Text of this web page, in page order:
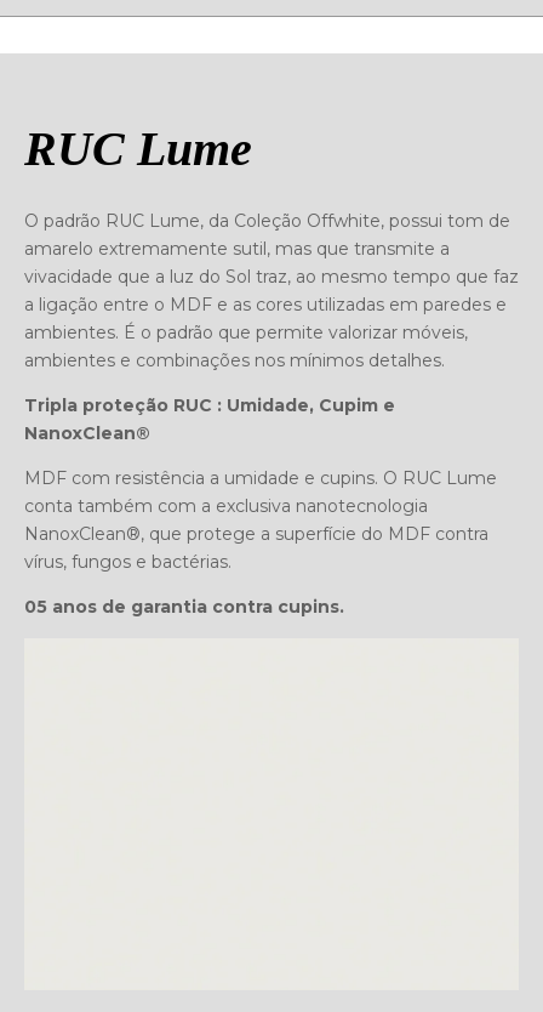
RUC Lume
O padrão RUC Lume, da Coleção Offwhite, possui tom de
amarelo extremamente sutil, mas que transmite a
vivacidade que a luz do Sol traz, ao mesmo tempo que faz
a ligação entre o MDF e as cores utilizadas em paredes e
ambientes. É o padrão que permite valorizar móveis,
ambientes e combinações nos mínimos detalhes.
Tripla proteção RUC : Umidade, Cupim e
NanoxClean®
MDF com resistência a umidade e cupins. O RUC Lume
conta também com a exclusiva nanotecnologia
NanoxClean®, que protege a superfície do MDF contra
vírus, fungos e bactérias.
05 anos de garantia contra cupins.